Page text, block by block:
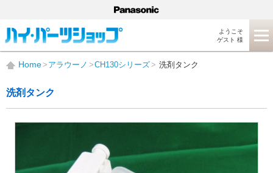
ようこそ
ゲスト 様
Home アラウーノ CH130シリーズ 洗剤タンク
洗剤タンク